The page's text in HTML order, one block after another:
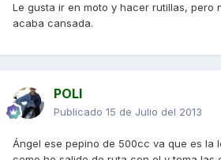
Le gusta ir en moto y hacer rutillas, pero
acaba cansada.
POLI
Publicado 15 de Julio del 2013
Ángel ese pepino de 500cc va que es la